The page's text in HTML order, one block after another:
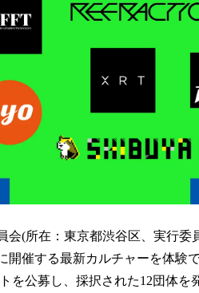
会(所在：東京都渋谷区、実行委
開催する最新カルチャーを体験
を公募し、採択された12団体を